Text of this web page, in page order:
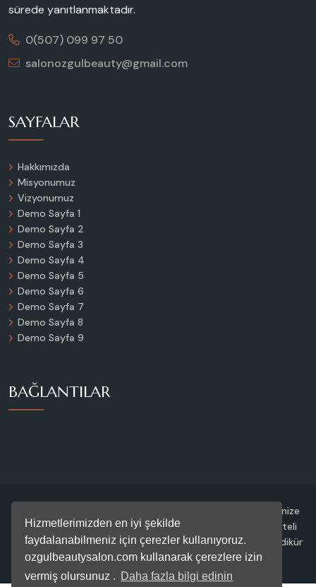
Hizmetlerimizden en iyi şekilde
faydalanabilmeniz için çerezler kullanıyoruz.
ozgulbeautysalon.com kullanarak çerezlere izin
vermiş olursunuz . Daha fazla bilgi edinin
sürede yanıtlanmaktadır.
0(507) 099 97 50
salonozgulbeauty@gmail.com
SAYFALAR
Hakkımızda
Misyonumuz
Vizyonumuz
Demo Sayfa 1
Demo Sayfa 2
Demo Sayfa 3
Demo Sayfa 4
Demo Sayfa 5
Demo Sayfa 6
Demo Sayfa 7
Demo Sayfa 8
Demo Sayfa 9
BAĞLANTILAR
© 2025 Özgül Beauty Salon. Tüm hakları saklıdır. Güzelliğinize
değer katmak için buradayız. Profesyonel ekibimiz ve kaliteli
hizmet anlayışımızla; cilt bakımı, saç tasarımı, manikür, pedikür
ve daha fazlası için her zaman yanınızdayız.